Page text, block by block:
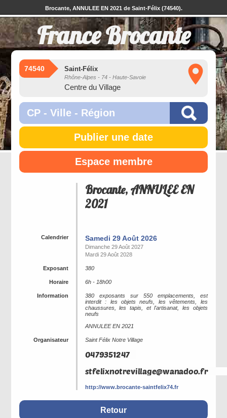
Brocante, ANNULEE EN 2021 de Saint-Félix (74540).
France Brocante
74540 Saint-Félix
Rhône-Alpes - 74 - Haute-Savoie
Centre du Village
Publier une date
Espace membre
Brocante, ANNULEE EN
2021
Calendrier Samedi 29 Août 2026
Dimanche 29 Août 2027
Mardi 29 Août 2028
Exposant 380
Horaire 6h - 18h00
Information
380 exposants sur 550 emplacements, est
interdit : les objets neufs, les vêtements, les
chaussures, les tapis, et l'artisanat, les objets
neufs
ANNULEE EN 2021
Organisateur Saint Félix Notre Village
http://www.brocante-saintfelix74.fr
Retour